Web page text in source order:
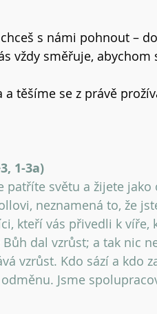
s námi pohnout –
vždy směřuje, abychom
těšíme se z právě
1-3a)
patříte světu a žijete
neznamená to, že
kteří vás přivedli k víře,
dal vzrůst; a tak nic
vzrůst. Kdo sází a kdo
Jsme